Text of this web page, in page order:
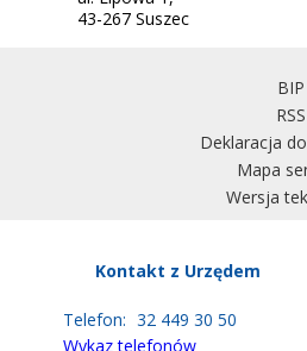
43-267 Suszec
BIP
RSS
Deklaracja
Mapa
Wersja
Kontakt z Urzędem
Telefon: 32 449 30 50
Wykaz telefonów